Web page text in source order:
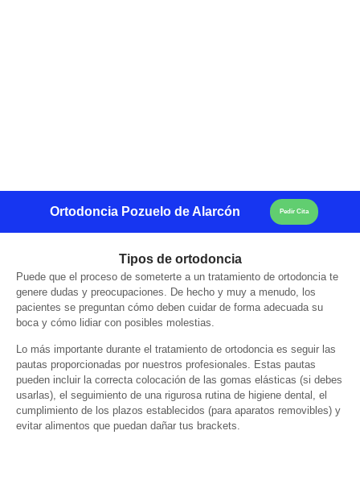
Ortodoncia Pozuelo de Alarcón Pedir Cita
Tipos de ortodoncia
Puede que el proceso de someterte a un tratamiento de ortodoncia te
genere dudas y preocupaciones. De hecho y muy a menudo, los
pacientes se preguntan cómo deben cuidar de forma adecuada su
boca y cómo lidiar con posibles molestias.
Lo más importante durante el tratamiento de ortodoncia es seguir las
pautas proporcionadas por nuestros profesionales. Estas pautas
pueden incluir la correcta colocación de las gomas elásticas (si debes
usarlas), el seguimiento de una rigurosa rutina de higiene dental, el
cumplimiento de los plazos establecidos (para aparatos removibles) y
evitar alimentos que puedan dañar tus brackets.